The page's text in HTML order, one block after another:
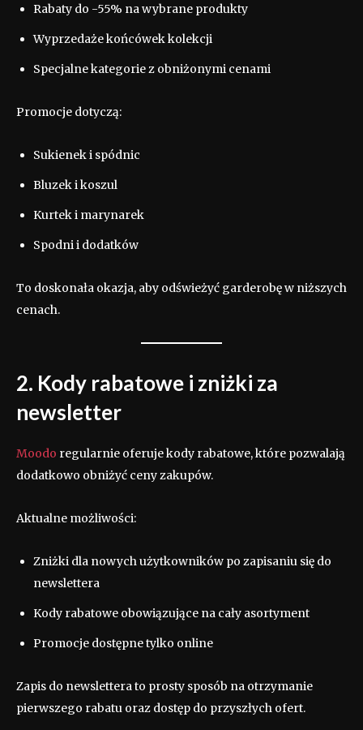
Rabaty do -55% na wybrane produkty
Wyprzedaże końcówek kolekcji
Specjalne kategorie z obniżonymi cenami
Promocje dotyczą:
Sukienek i spódnic
Bluzek i koszul
Kurtek i marynarek
Spodni i dodatków
To doskonała okazja, aby odświeżyć garderobę w niższych
cenach.
2. Kody rabatowe i zniżki za
newsletter
Moodo regularnie oferuje kody rabatowe, które pozwalają
dodatkowo obniżyć ceny zakupów.
Aktualne możliwości:
Zniżki dla nowych użytkowników po zapisaniu się do
newslettera
Kody rabatowe obowiązujące na cały asortyment
Promocje dostępne tylko online
Zapis do newslettera to prosty sposób na otrzymanie
pierwszego rabatu oraz dostęp do przyszłych ofert.